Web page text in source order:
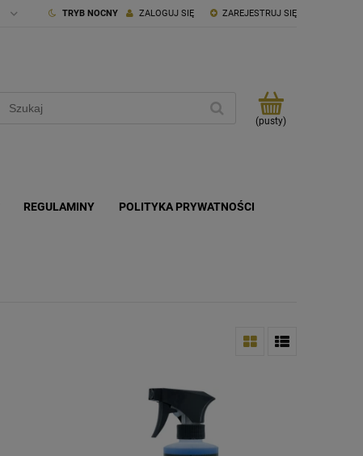
ZAREJESTRUJ SIĘ
ZALOGUJ SIĘ
TRYB NOCNY
(pusty)
REGULAMINY POLITYKA PRYWATNOŚCI